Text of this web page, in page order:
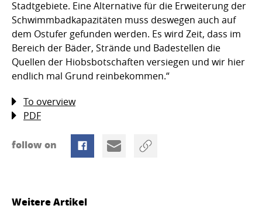
Stadtgebiete. Eine Alternative für die Erweiterung der
Schwimmbadkapazitäten muss deswegen auch auf
dem Ostufer gefunden werden. Es wird Zeit, dass im
Bereich der Bäder, Strände und Badestellen die
Quellen der Hiobsbotschaften versiegen und wir hier
endlich mal Grund reinbekommen.“
To overview
PDF
follow on
Weitere Artikel